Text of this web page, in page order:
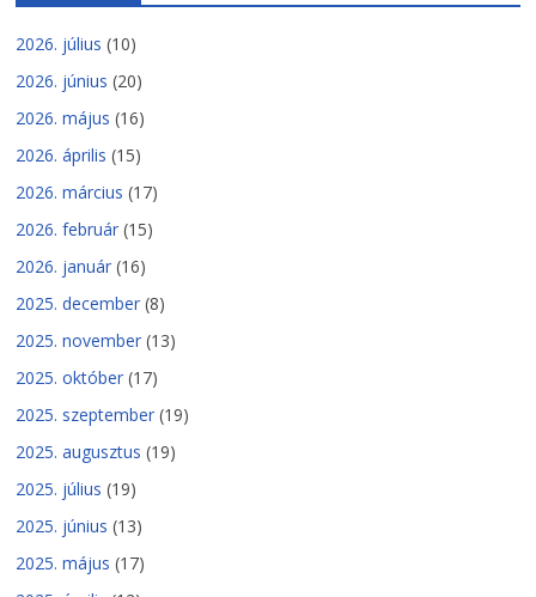
2026. július (10)
2026. június (20)
2026. május (16)
2026. április (15)
2026. március (17)
2026. február (15)
2026. január (16)
2025. december (8)
2025. november (13)
2025. október (17)
2025. szeptember (19)
2025. augusztus (19)
2025. július (19)
2025. június (13)
2025. május (17)